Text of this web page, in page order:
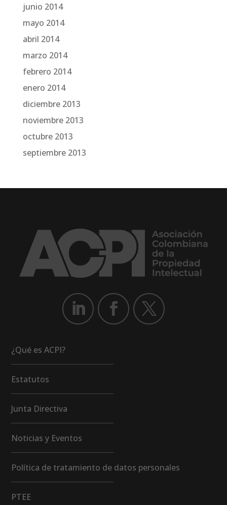
junio 2014
mayo 2014
abril 2014
marzo 2014
febrero 2014
enero 2014
diciembre 2013
noviembre 2013
octubre 2013
septiembre 2013
¿Qué es ACPI?
Estatutos
Junta Directiva
Noticias y Eventos
Política de tratamiento de datos personales
PTEE